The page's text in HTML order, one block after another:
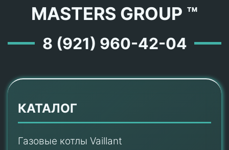
MASTERS GROUP ™
8 (921) 960-42-04
КАТАЛОГ
Газовые котлы Vaillant